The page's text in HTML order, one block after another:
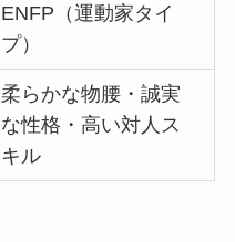
ENFP（運動家タイ
プ）
柔らかな物腰・誠実
な性格・高い対人ス
キル